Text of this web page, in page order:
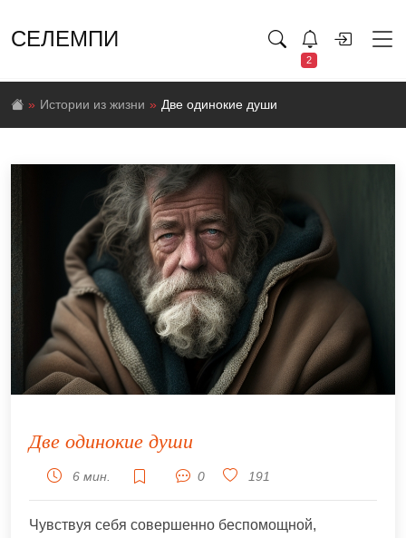
СЕЛЕМПИ
2
Истории из жизни Две одинокие души
Две одинокие души
6 мин. 0 191
Чувствуя себя совершенно беспомощной,